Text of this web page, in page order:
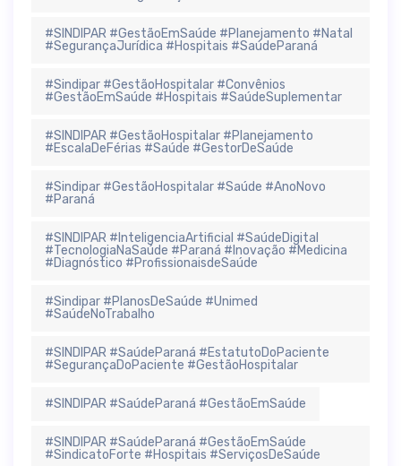
#SINDIPAR #GestãoEmSaúde #Planejamento #Natal
#SegurançaJurídica #Hospitais #SaúdeParaná
#Sindipar #GestãoHospitalar #Convênios
#GestãoEmSaúde #Hospitais #SaúdeSuplementar
#SINDIPAR #GestãoHospitalar #Planejamento
#EscalaDeFérias #Saúde #GestorDeSaúde
#Sindipar #GestãoHospitalar #Saúde #AnoNovo
#Paraná
#SINDIPAR #InteligenciaArtificial #SaúdeDigital
#TecnologiaNaSaúde #Paraná #Inovação #Medicina
#Diagnóstico #ProfissionaisdeSaúde
#Sindipar #PlanosDeSaúde #Unimed
#SaúdeNoTrabalho
#SINDIPAR #SaúdeParaná #EstatutoDoPaciente
#SegurançaDoPaciente #GestãoHospitalar
#SINDIPAR #SaúdeParaná #GestãoEmSaúde
#SINDIPAR #SaúdeParaná #GestãoEmSaúde
#SindicatoForte #Hospitais #ServiçosDeSaúde